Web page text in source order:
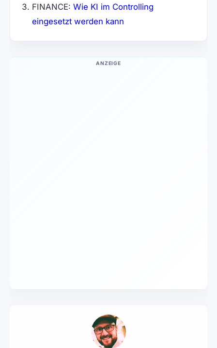
FINANCE: Wie KI im Controlling
eingesetzt werden kann(öffnet in neuem Tab)
ANZEIGE